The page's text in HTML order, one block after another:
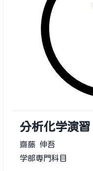
分析化学演習
齋藤 伸吾
学部専門科目